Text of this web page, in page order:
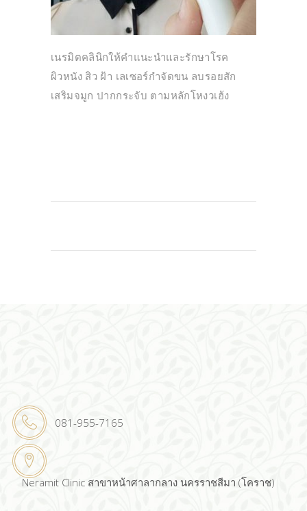
เนรมิตคลินิกให้คำแนะนำและรักษาโรค
ผิวหนัง สิว ฝ้า เลเซอร์กำจัดขน ลบรอยสัก
เสริมจมูก ปากกระจับ ตามหลักโหงวเฮ้ง
081-955-7165
Neramit Clinic สาขาหน้าศาลากลาง นครราชสีมา (โคราช)